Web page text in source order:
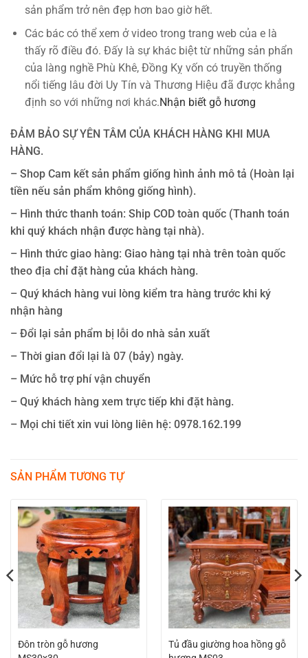
sản phẩm trở nên đẹp hơn bao giờ hết.
Các bác có thể xem ở video trong trang web của e là
thấy rõ điều đó. Đấy là sự khác biệt từ những sản phẩn
của làng nghề Phù Khê, Đồng Kỵ vốn có truyền thống
nổi tiếng lâu đời Uy Tín và Thương Hiệu đã được khẳng
định so với những nơi khác.Nhận biết gỗ hương
ĐẢM BẢO SỰ YÊN TÂM CỦA KHÁCH HÀNG KHI MUA
HÀNG.
– Shop Cam kết sản phẩm giống hình ảnh mô tả (Hoàn lại
tiền nếu sản phẩm không giống hình).
– Hình thức thanh toán: Ship COD toàn quốc (Thanh toán
khi quý khách nhận được hàng tại nhà).
– Hình thức giao hàng: Giao hàng tại nhà trên toàn quốc
theo địa chỉ đặt hàng của khách hàng.
– Quý khách hàng vui lòng kiểm tra hàng trước khi ký
nhận hàng
– Đổi lại sản phẩm bị lỗi do nhà sản xuất
– Thời gian đổi lại là 07 (bảy) ngày.
– Mức hỗ trợ phí vận chuyển
– Quý khách hàng xem trực tiếp khi đặt hàng.
– Mọi chi tiết xin vui lòng liên hệ: 0978.162.199
SẢN PHẨM TƯƠNG TỰ
Đôn tròn gỗ hương
Tủ đầu giường hoa hồng gỗ